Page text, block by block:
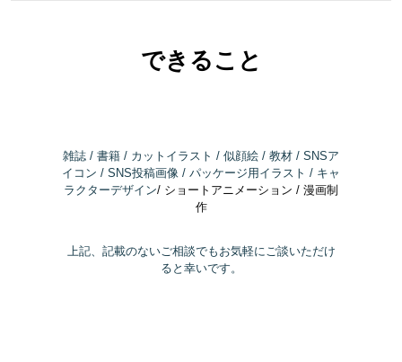
できること
雑誌 / 書籍 / カットイラスト / 似顔絵 / 教材 / SNSア
イコン / SNS投稿画像 / パッケージ用イラスト / キャ
ラクターデザイン/ ショートアニメーション / 漫画制
作
上記、記載のないご相談でもお気軽にご談いただけ
ると幸いです。